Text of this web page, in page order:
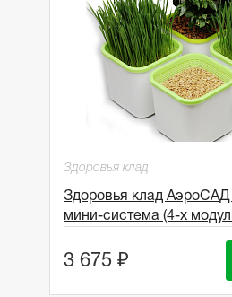
Здоровья клад
Здоровья клад АэроСАД
мини-система (4-х
3 675 ₽